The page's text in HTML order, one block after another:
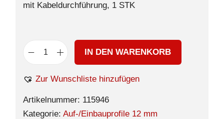
mit Kabeldurchführung, 1 STK
IN DEN WARENKORB
Zur Wunschliste hinzufügen
Artikelnummer: 115946
Kategorie: Auf-/Einbauprofile 12 mm